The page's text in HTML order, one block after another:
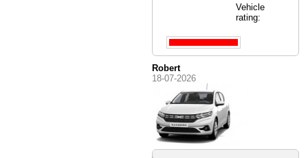
Vehicle
rating:
Robert
18-07-2026